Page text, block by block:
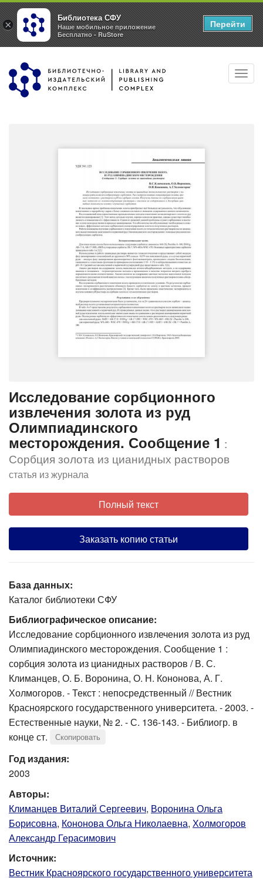
Перейти
основному
Исследование сорбционного
извлечения золота из руд
Олимпиадинского
месторождения. Сообщение 1 :
Сорбция золота из цианидных растворов
статья из журнала
Полный текст
Заказать копию статьи
База данных:
Каталог библиотеки СФУ
Библиографическое описание:
Исследование сорбционного извлечения золота из руд
Олимпиадинского месторождения. Сообщение 1 :
сорбция золота из цианидных растворов / В. С.
Климанцев, О. Б. Воронина, О. Н. Кононова, А. Г.
Холмогоров. - Текст : непосредственный // Вестник
Красноярского государственного университета. - 2003. -
Естественные науки, № 2. - С. 136-143. - Библиогр. в
конце ст.
Скопировать
Год издания:
2003
Авторы:
Климанцев Виталий Сергеевич, Воронина Ольга
Борисовна, Кононова Ольга Николаевна, Холмогоров
Александр Герасимович
Источник:
Вестник Красноярского государственного университета
×
Библиотека СФУ
Наше мобильное приложение
Бесплатно - RuStore
Перейти